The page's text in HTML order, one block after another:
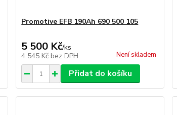
Promotive EFB 190Ah 690 500 105
5 500 Kč/ks
4 545 Kč bez DPH Není skladem
Přidat do košíku